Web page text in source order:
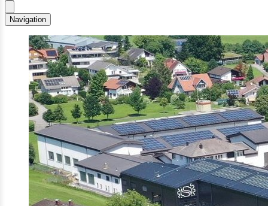
Navigation